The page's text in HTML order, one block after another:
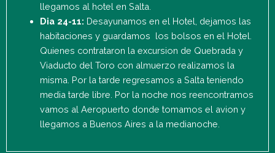
llegamos al hotel en Salta.
Dia 24-11: Desayunamos en el Hotel, dejamos las
habitaciones y guardamos los bolsos en el Hotel.
Quienes contrataron la excursion de Quebrada y
Viaducto del Toro con almuerzo realizamos la
misma. Por la tarde regresamos a Salta teniendo
media tarde libre. Por la noche nos reencontramos
vamos al Aeropuerto donde tomamos el avion y
llegamos a Buenos Aires a la medianoche.